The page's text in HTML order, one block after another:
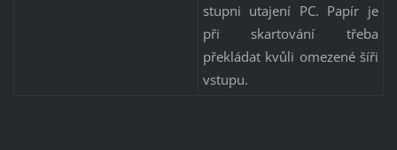
stupni utajení PC. Papír je
při skartování třeba
překládat kvůli omezené šíři
vstupu.